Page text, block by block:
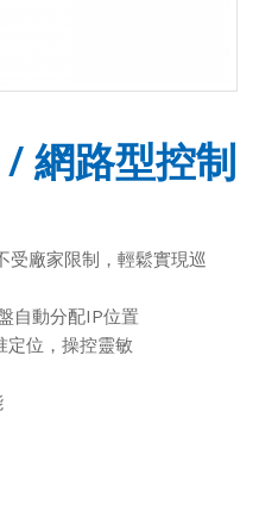
網路型控制
受廠家限制，輕鬆實現巡
自動分配IP位置
定位，操控靈敏